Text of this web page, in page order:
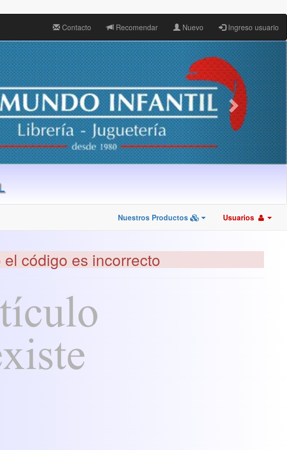
Contacto Recomendar Nuevo Ingreso usuario
Nuestros Productos Usuarios
código es incorrecto